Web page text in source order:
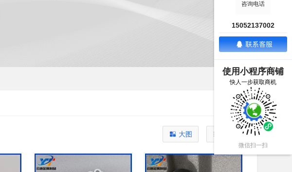
大图
咨询电话
15052137002
使用小程序商铺
快人一步获取商机
微信扫一扫